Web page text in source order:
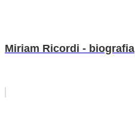
Miriam Ricordi - biografia